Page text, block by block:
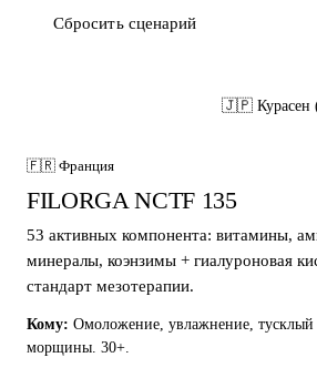
Сбросить сценарий
🇯🇵 Курасен
🇫🇷 Франция
FILORGA NCTF 135
53 активных компонента: витамины,
минералы, коэнзимы + гиалуроновая
стандарт мезотерапии.
Кому: Омоложение, увлажнение, тусклый
морщины. 30+.